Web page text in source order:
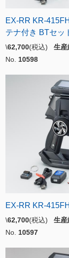
EX-RR KR-
テナ付き BTセッ
\62,700(税込) 生産
No. 10598
EX-RR KR-
\62,700(税込) 生産
No. 10597